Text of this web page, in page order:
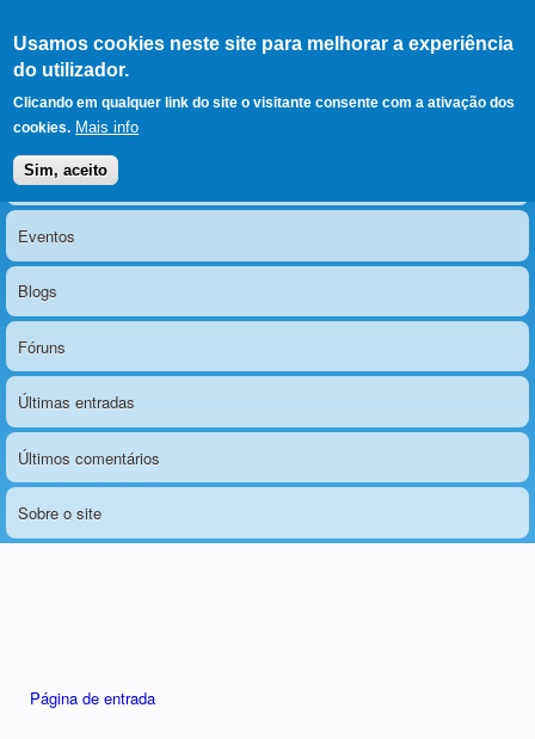
Usamos cookies neste site para melhorar a experiência
do utilizador.
Clicando em qualquer link do site o visitante consente com a ativação dos
cookies. Mais info
Sim, aceito
LERPARAVER , ir para a
página principal
O portal da visão diferente
Menu principal
Notícias
Eventos
Blogs
Fóruns
Últimas entradas
Últimos comentários
Sobre o site
Página de entrada